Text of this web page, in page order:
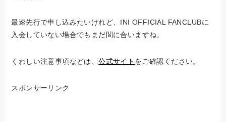
最速先行で申し込みたいけれど、INI OFFICIAL FANCLUBに
入会していない場合でもまだ間に合いますね。
くわしい注意事項などは、公式サイト をご確認ください。
スポンサーリンク